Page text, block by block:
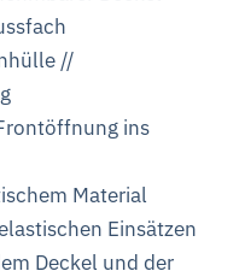
//
ins
Material
Einsätzen
Deckel und der